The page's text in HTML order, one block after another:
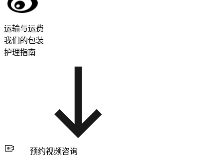
运输与运费
我们的包装
护理指南
预约视频咨询